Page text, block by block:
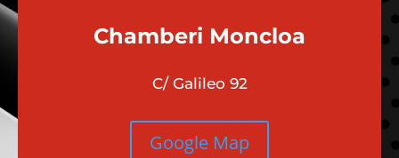
Chamberi Moncloa
C/ Galileo 92
Google Map